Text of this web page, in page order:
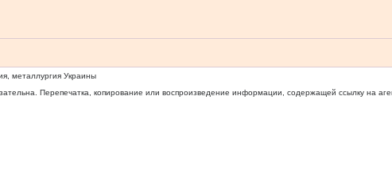
металлургия Украины
Перепечатка, копирование или воспроизведение информации, содержащей ссылку на